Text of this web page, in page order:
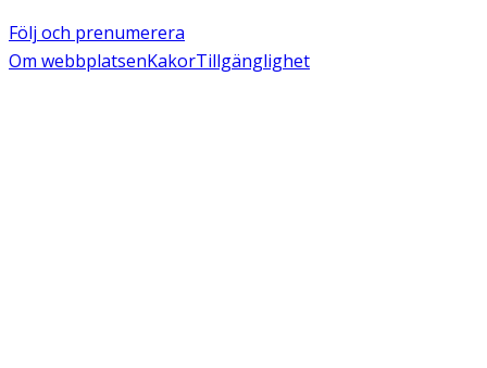
Följ och prenumerera
Om webbplatsenKakorTillgänglighet